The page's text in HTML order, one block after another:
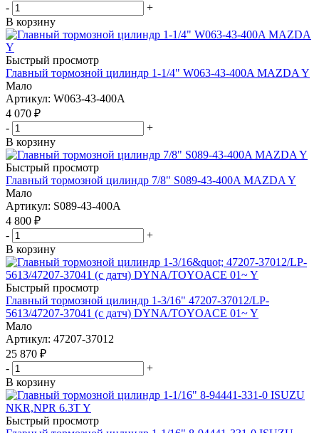
-
+
В корзину
Быстрый просмотр
Главный тормозной цилиндр 1-1/4" W063-43-400A MAZDA Y
Мало
Артикул: W063-43-400A
4 070 ₽
-
+
В корзину
Быстрый просмотр
Главный тормозной цилиндр 7/8" S089-43-400A MAZDA Y
Мало
Артикул: S089-43-400A
4 800 ₽
-
+
В корзину
Быстрый просмотр
Главный тормозной цилиндр 1-3/16" 47207-37012/LP-
5613/47207-37041 (с датч) DYNA/TOYOACE 01~ Y
Мало
Артикул: 47207-37012
25 870 ₽
-
+
В корзину
Быстрый просмотр